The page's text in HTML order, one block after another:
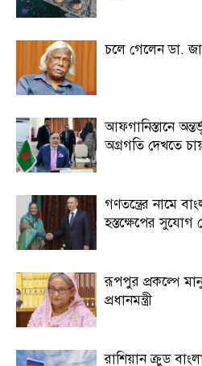
চলে গেলেন ডা.
আফগানিস্তানে
অগ্রগতি দেখতে
গণতন্ত্রের নামে
হস্তক্ষেপের সুযোগ
রূপপুর প্রকল্পে
প্রধানমন্ত্রী
রাশিয়ান ক্রুড